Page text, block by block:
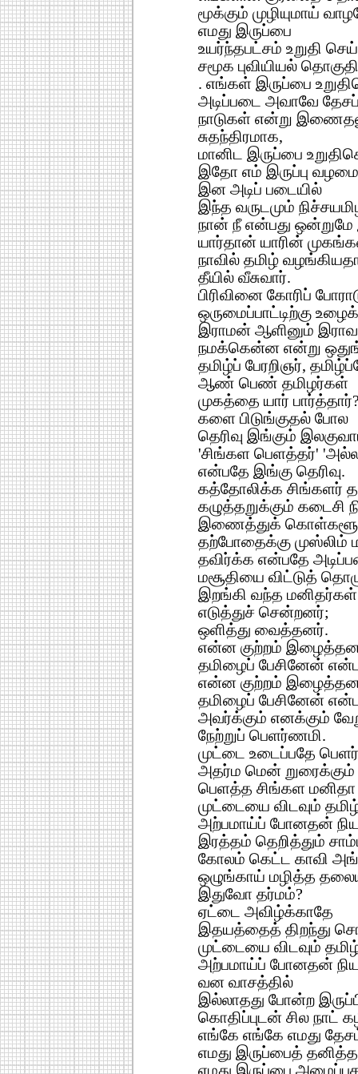
மூக்கும் முழியுமாய்
எமது இருப்பை
உயர்ந்தபட்சம் உறுதி
சமூக புவியியல்
. எங்கள் இருப்பை
அடிப்படை அவாவே
நாடுகள் என்று
சுதந்திரமாக,
மானிட இருப்பை
இதோ எம் இருப்பு
இன அடிப் படையில்
இந்த வருடமும்
நான் நீ என்பது
யார்தான் யாரின்
நாவில் தமிழ்
தீயில் வீசுவார்.
பிரிவினை கோரிப்
ஒருமைப்பாட்டிற்கு
இராமன் ஆளினும்
நமக்கென்ன என்று
தமிழ்ப் பேரறிஞர்,
ஆண் பெண் தமிழர்கள்
முகத்தை யார்
களை பிடுங்குதல் போல
தெரிவு இங்கும்
'சிங்கள பெளத்தர்'
என்பதே இங்கு தெரிவு.
கத்தோலிக்க சிங்களர்
கழுத்தறுக்கும் கடைசி
இணைத்துக் கொள்களூ
தற்போதைக்கு
தவிர்க்க என்பதே
மசூதியை விட்டுத்
இறங்கி வந்த
எடுத்துச் சென்றனர்;
ஒளித்து வைத்தனர்.
என்ன குற்றம்
தமிழைப் பேசினேன்
என்ன குற்றம்
தமிழைப் பேசினேன்
அவர்க்கும் எனக்கும்
நேற்றுப் பெளர்ணமி.
முட்டை உடைப்பதே
அதர்ம மென் றுரைக்கும்
பெளத்த சிங்கள
முட்டையை விடவும்
அற்பமாய்ப் போனதன்
இரத்தம் தெறித்தும்
கோலம் கெட்ட காவி
ஒழுங்காய் மழித்த
இதுவோ தர்மம்?
ஏட்டை அவிழ்க்காதே
இதயத்தைத் திறந்து
முட்டையை விடவும்
அற்பமாய்ப் போனதன்
வன வாசத்தில்
இல்லாதது போன்ற
கொதிப்புடன் சில நாட்
எங்கே எங்கே எமது
எமது இருப்பைத்
எமது இருப்பை